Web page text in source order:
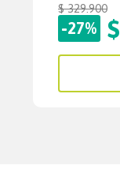
$ 329.900
-27% $